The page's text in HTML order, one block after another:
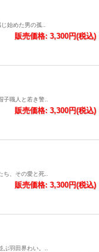
始めた男の孤..
販売価格: 3,300円(税込)
子職人と若き警..
販売価格: 3,300円(税込)
、その愛と死..
販売価格: 3,300円(税込)
羽田界わい。..